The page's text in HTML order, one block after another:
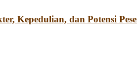
Kepedulian, dan Potensi